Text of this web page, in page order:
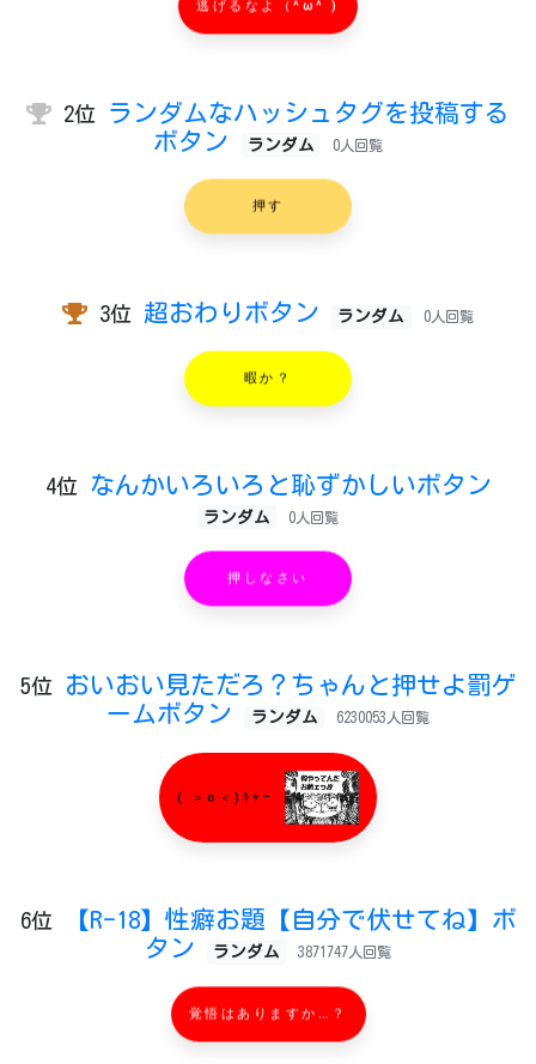
2位
ランダムなハッシュタグを投稿する
ボタン
ランダム 0人回覧
押す
3位 超おわりボタン ランダム 0人回覧
暇か？
4位 なんかいろいろと恥ずかしいボタン
ランダム 0人回覧
押しなさい
5位
おいおい見ただろ？ちゃんと押せよ罰ゲ
ームボタン
ランダム 6230053人回覧
( ＞o＜)ｷｬｰ
6位
【R-18】性癖お題【自分で伏せてね】ボ
タン
ランダム 3871747人回覧
覚悟はありますか…？